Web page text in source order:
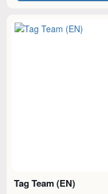
Tag Team (EN)